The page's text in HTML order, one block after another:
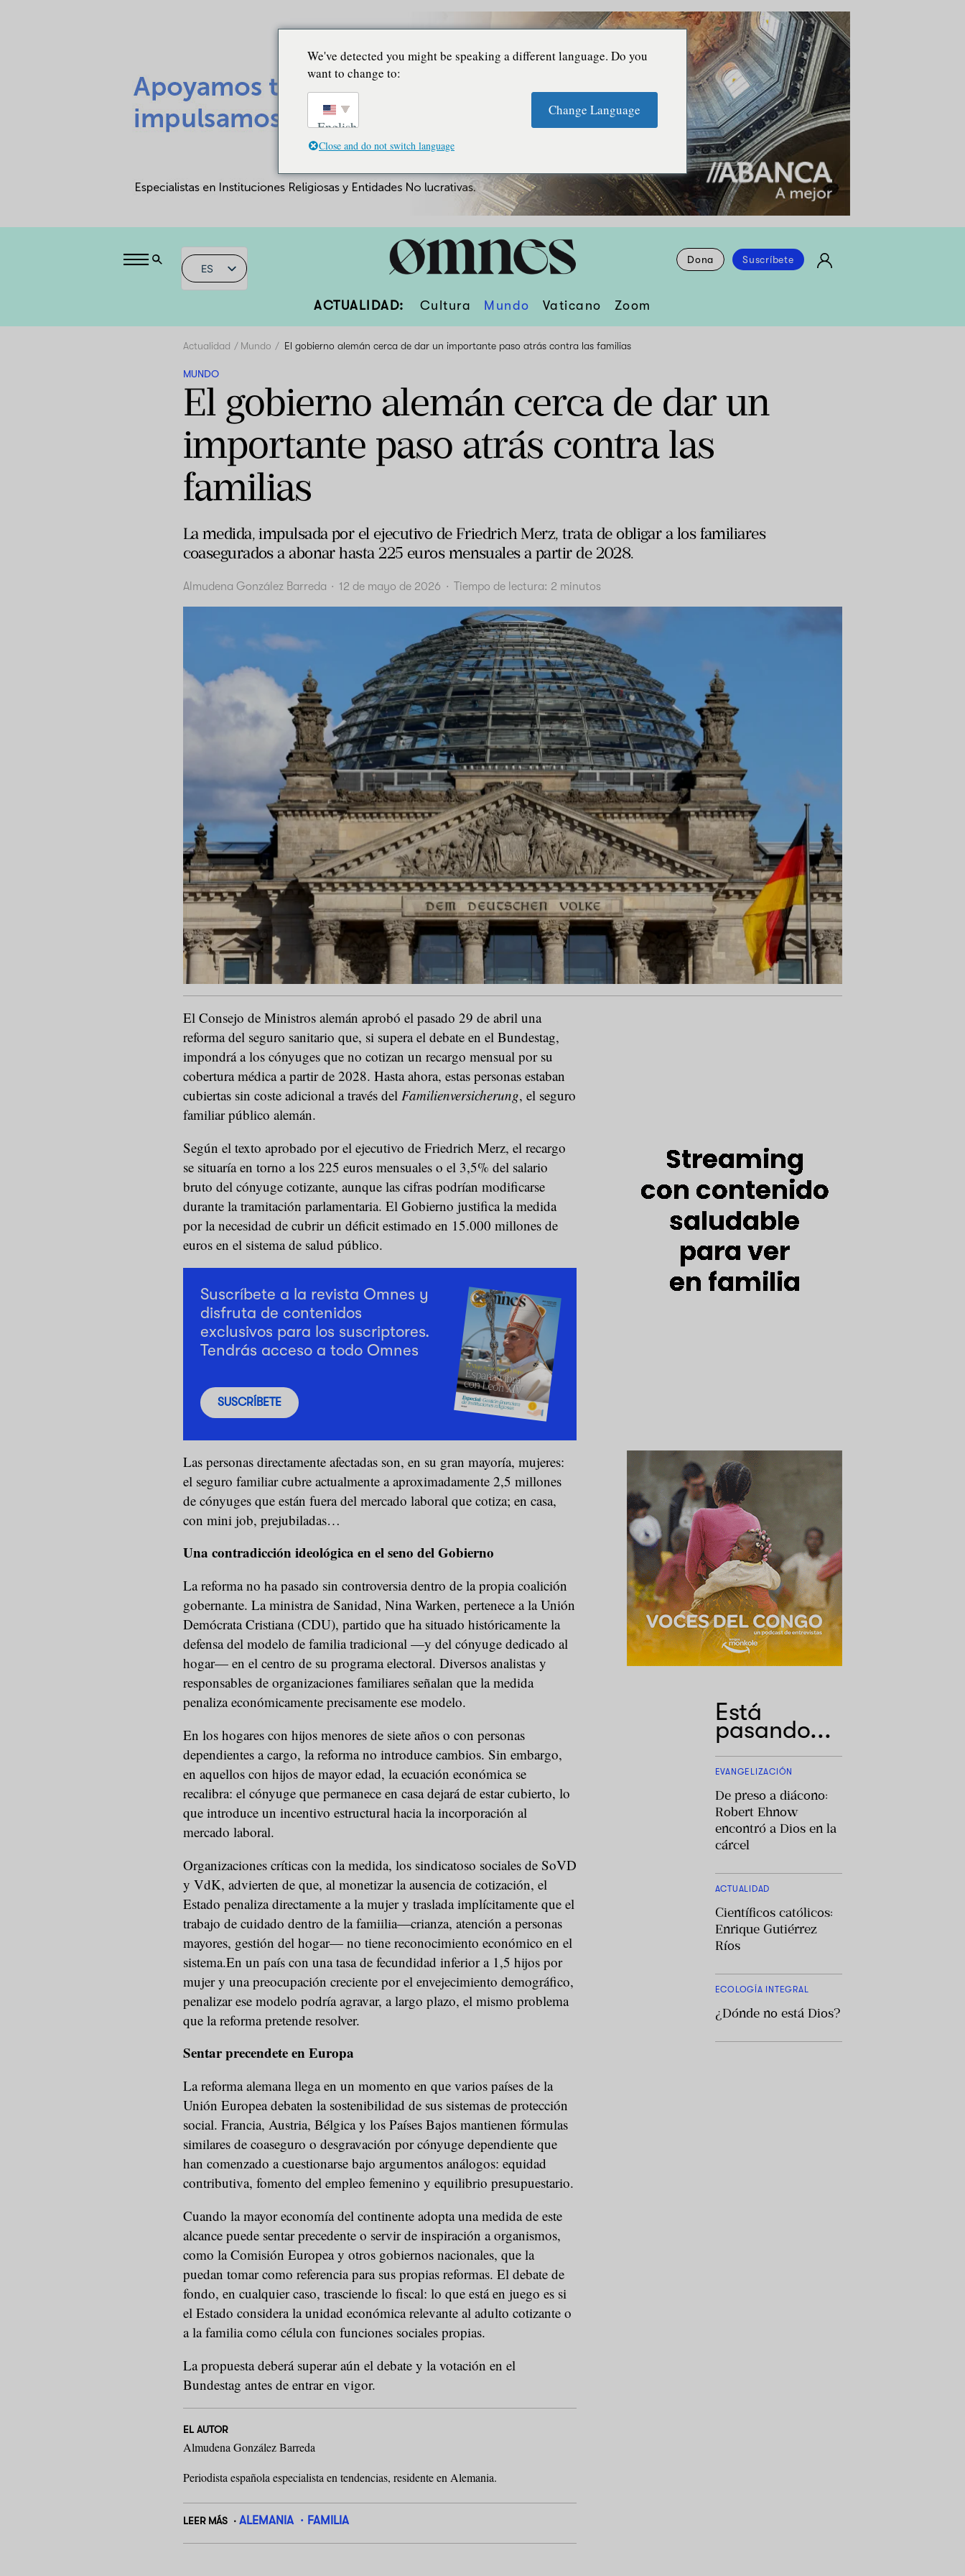
ES
Dona Suscríbete
ACTUALIDAD: Cultura Mundo Vaticano Zoom
Actualidad Mundo El gobierno alemán cerca de dar un importante paso atrás contra las familias
MUNDO
El gobierno alemán cerca de dar un
importante paso atrás contra las
familias
La medida, impulsada por el ejecutivo de Friedrich Merz, trata de obligar a los familiares
coasegurados a abonar hasta 225 euros mensuales a partir de 2028.
Almudena González Barreda · 12 de mayo de 2026 · Tiempo de lectura: 2 minutos
El Consejo de Ministros alemán aprobó el pasado 29 de abril una
reforma del seguro sanitario que, si supera el debate en el Bundestag,
impondrá a los cónyuges que no cotizan un recargo mensual por su
cobertura médica a partir de 2028. Hasta ahora, estas personas estaban
cubiertas sin coste adicional a través del Familienversicherung, el seguro
familiar público alemán.
Según el texto aprobado por el ejecutivo de Friedrich Merz, el recargo
se situaría en torno a los 225 euros mensuales o el 3,5% del salario
bruto del cónyuge cotizante, aunque las cifras podrían modificarse
durante la tramitación parlamentaria. El Gobierno justifica la medida
por la necesidad de cubrir un déficit estimado en 15.000 millones de
euros en el sistema de salud público.
Suscríbete a la revista Omnes y
disfruta de contenidos
exclusivos para los suscriptores.
Tendrás acceso a todo Omnes
SUSCRÍBETE
Las personas directamente afectadas son, en su gran mayoría, mujeres:
el seguro familiar cubre actualmente a aproximadamente 2,5 millones
de cónyuges que están fuera del mercado laboral que cotiza; en casa,
con mini job, prejubiladas…
Una contradicción ideológica en el seno del Gobierno
La reforma no ha pasado sin controversia dentro de la propia coalición
gobernante. La ministra de Sanidad, Nina Warken, pertenece a la Unión
Demócrata Cristiana (CDU), partido que ha situado históricamente la
defensa del modelo de familia tradicional —y del cónyuge dedicado al
hogar— en el centro de su programa electoral. Diversos analistas y
responsables de organizaciones familiares señalan que la medida
penaliza económicamente precisamente ese modelo.
En los hogares con hijos menores de siete años o con personas
dependientes a cargo, la reforma no introduce cambios. Sin embargo,
en aquellos con hijos de mayor edad, la ecuación económica se
recalibra: el cónyuge que permanece en casa dejará de estar cubierto, lo
que introduce un incentivo estructural hacia la incorporación al
mercado laboral.
Organizaciones críticas con la medida, los sindicatoso sociales de SoVD
y VdK, advierten de que, al monetizar la ausencia de cotización, el
Estado penaliza directamente a la mujer y traslada implícitamente que el
trabajo de cuidado dentro de la famiilia—crianza, atención a personas
mayores, gestión del hogar— no tiene reconocimiento económico en el
sistema.En un país con una tasa de fecundidad inferior a 1,5 hijos por
mujer y una preocupación creciente por el envejecimiento demográfico,
penalizar ese modelo podría agravar, a largo plazo, el mismo problema
que la reforma pretende resolver.
Sentar precendete en Europa
La reforma alemana llega en un momento en que varios países de la
Unión Europea debaten la sostenibilidad de sus sistemas de protección
social. Francia, Austria, Bélgica y los Países Bajos mantienen fórmulas
similares de coaseguro o desgravación por cónyuge dependiente que
han comenzado a cuestionarse bajo argumentos análogos: equidad
contributiva, fomento del empleo femenino y equilibrio presupuestario.
Cuando la mayor economía del continente adopta una medida de este
alcance puede sentar precedente o servir de inspiración a organismos,
como la Comisión Europea y otros gobiernos nacionales, que la
puedan tomar como referencia para sus propias reformas. El debate de
fondo, en cualquier caso, trasciende lo fiscal: lo que está en juego es si
el Estado considera la unidad económica relevante al adulto cotizante o
a la familia como célula con funciones sociales propias.
La propuesta deberá superar aún el debate y la votación en el
Bundestag antes de entrar en vigor.
EL AUTOR
Almudena González Barreda
Periodista española especialista en tendencias, residente en Alemania.
LEER MÁS ALEMANIA FAMILIA
Está
pasando...
EVANGELIZACIÓN
De preso a diácono:
Robert Ehnow
encontró a Dios en la
cárcel
ACTUALIDAD
Científicos católicos:
Enrique Gutiérrez
Ríos
ECOLOGÍA INTEGRAL
¿Dónde no está Dios?
We've detected you might be speaking a different language. Do you
want to change to:
English
Change Language
Close and do not switch language